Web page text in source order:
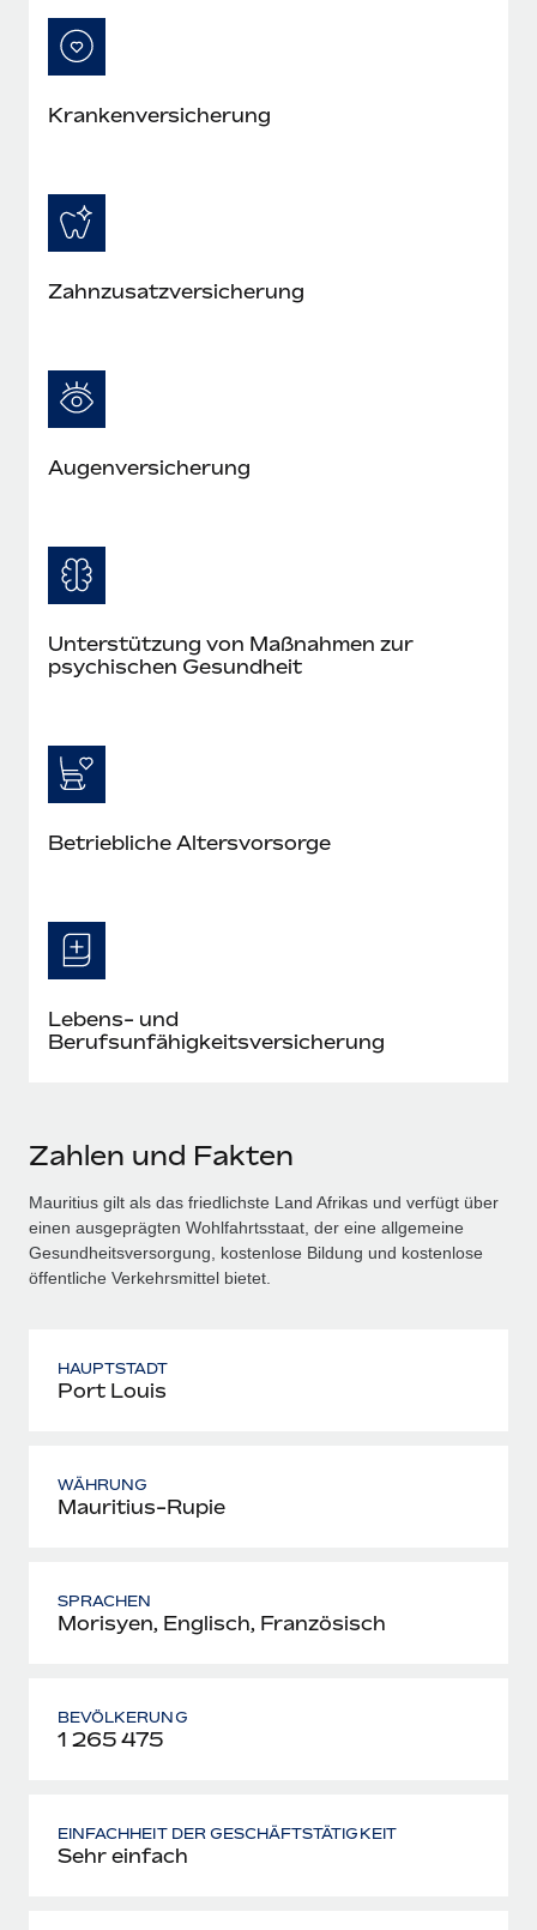
Krankenversicherung
Zahnzusatzversicherung
Augenversicherung
Unterstützung von Maßnahmen zur
psychischen Gesundheit
Betriebliche Altersvorsorge
Lebens- und
Berufsunfähigkeitsversicherung
Zahlen und Fakten
Mauritius gilt als das friedlichste Land Afrikas und verfügt über
einen ausgeprägten Wohlfahrtsstaat, der eine allgemeine
Gesundheitsversorgung, kostenlose Bildung und kostenlose
öffentliche Verkehrsmittel bietet.
HAUPTSTADT
Port Louis
WÄHRUNG
Mauritius-Rupie
SPRACHEN
Morisyen, Englisch, Französisch
BEVÖLKERUNG
1 265 475
EINFACHHEIT DER GESCHÄFTSTÄTIGKEIT
Sehr einfach